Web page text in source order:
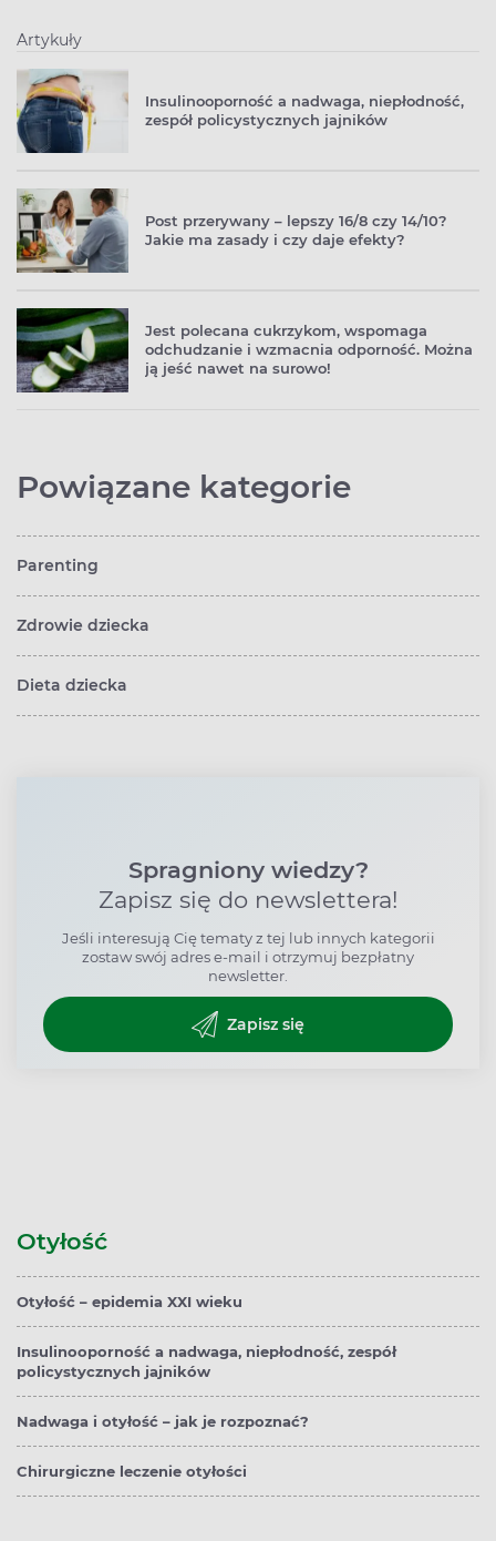
Artykuły
Insulinooporność a nadwaga, niepłodność,
zespół policystycznych jajników
Post przerywany – lepszy 16/8 czy 14/10?
Jakie ma zasady i czy daje efekty?
Jest polecana cukrzykom, wspomaga
odchudzanie i wzmacnia odporność. Można
ją jeść nawet na surowo!
Powiązane kategorie
Parenting
Zdrowie dziecka
Dieta dziecka
Spragniony wiedzy?
Zapisz się do newslettera!
Jeśli interesują Cię tematy z tej lub innych kategorii
zostaw swój adres e-mail i otrzymuj bezpłatny
newsletter.
Zapisz się
Otyłość
Otyłość – epidemia XXI wieku
Insulinooporność a nadwaga, niepłodność, zespół
policystycznych jajników
Nadwaga i otyłość – jak je rozpoznać?
Chirurgiczne leczenie otyłości